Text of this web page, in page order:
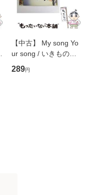
【中古】 My song Yo
ur song / いきものが
かり / [CD]【メール便
送料無料】
289円